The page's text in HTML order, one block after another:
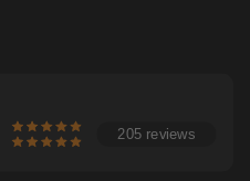
205 reviews